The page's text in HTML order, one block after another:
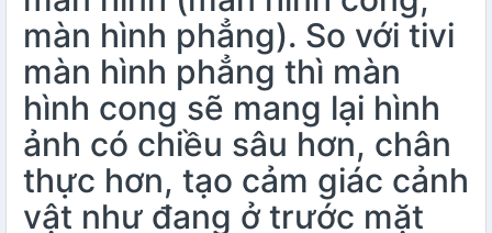
màn hình phẳng). So với tivi
màn hình phẳng thì màn
hình cong sẽ mang lại hình
ảnh có chiều sâu hơn, chân
thực hơn, tạo cảm giác cảnh
vật như đang ở trước mặt